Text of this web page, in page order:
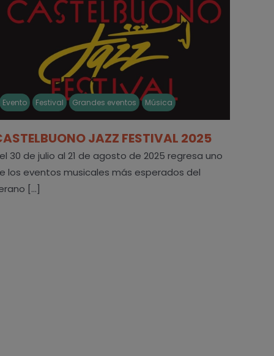
Evento Festival Grandes eventos Música
JAZZ FESTIVAL 2025
30 de julio al 21 de agosto de 2025 regresa uno
los eventos musicales más esperados del
[...]